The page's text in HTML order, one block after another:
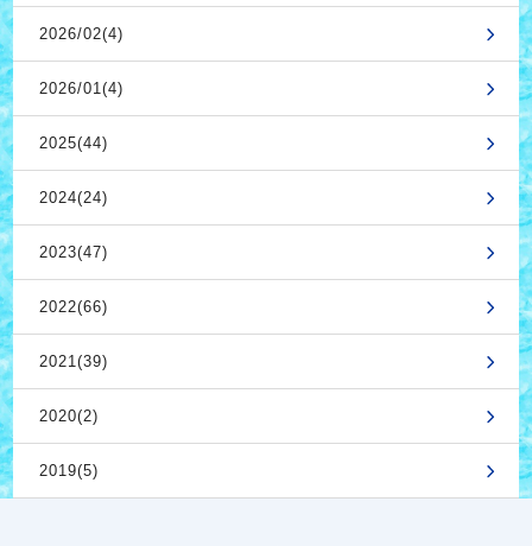
2026/02(4)
2026/01(4)
2025(44)
2024(24)
2023(47)
2022(66)
2021(39)
2020(2)
2019(5)